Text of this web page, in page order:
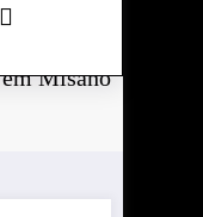
Misano